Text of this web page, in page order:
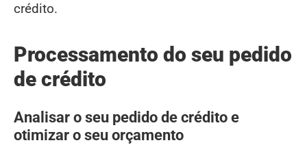
crédito.
Processamento do seu pedido
de crédito
Analisar o seu pedido de crédito e
otimizar o seu orçamento